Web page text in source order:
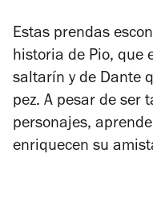
Estas prendas
historia de Pio, que
saltarín y de Dante
pez. A pesar de ser
personajes,
enriquecen su